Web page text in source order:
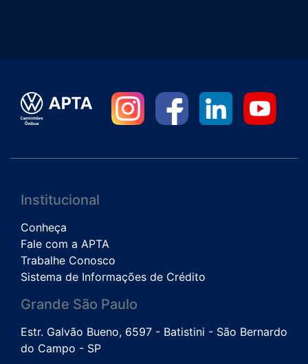
Institucional
Conheça
Fale com a APTA
Trabalhe Conosco
Sistema de Informações de Crédito
Grande São Paulo
Estr. Galvão Bueno, 6597 - Batistini - São Bernardo
do Campo - SP